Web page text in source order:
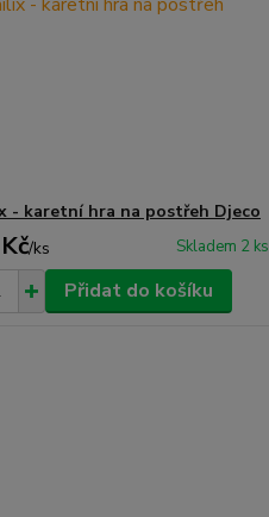
- karetní hra na postřeh Djeco
/ks Skladem 2 ks
Přidat do košíku